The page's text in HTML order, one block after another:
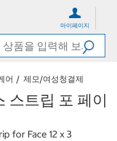
마이페이지
어 제모/여성청결제
스트립 포 페이
for Face 12 x 3